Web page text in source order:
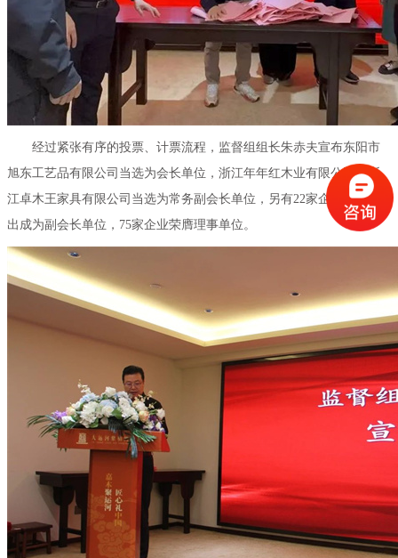
经过紧张有序的投票、计票流程，监督组组长朱赤夫宣布东阳市
旭东工艺品有限公司当选为会长单位，浙江年年红木业有限公司、浙
江卓木王家具有限公司当选为常务副会长单位，另有22家企业脱颖而
出成为副会长单位，75家企业荣膺理事单位。